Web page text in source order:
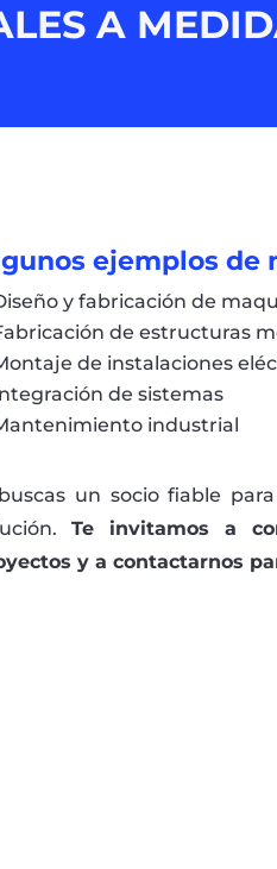
A
ejemplos de
y fabricación de
de estructuras
de instalaciones
de sistemas
industrial
un socio fiable
Te invitamos a
y a contactarnos